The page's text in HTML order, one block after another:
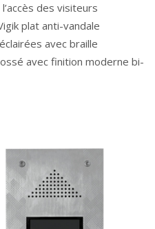
des visiteurs
plat anti-vandale
avec braille
avec finition moderne bi-